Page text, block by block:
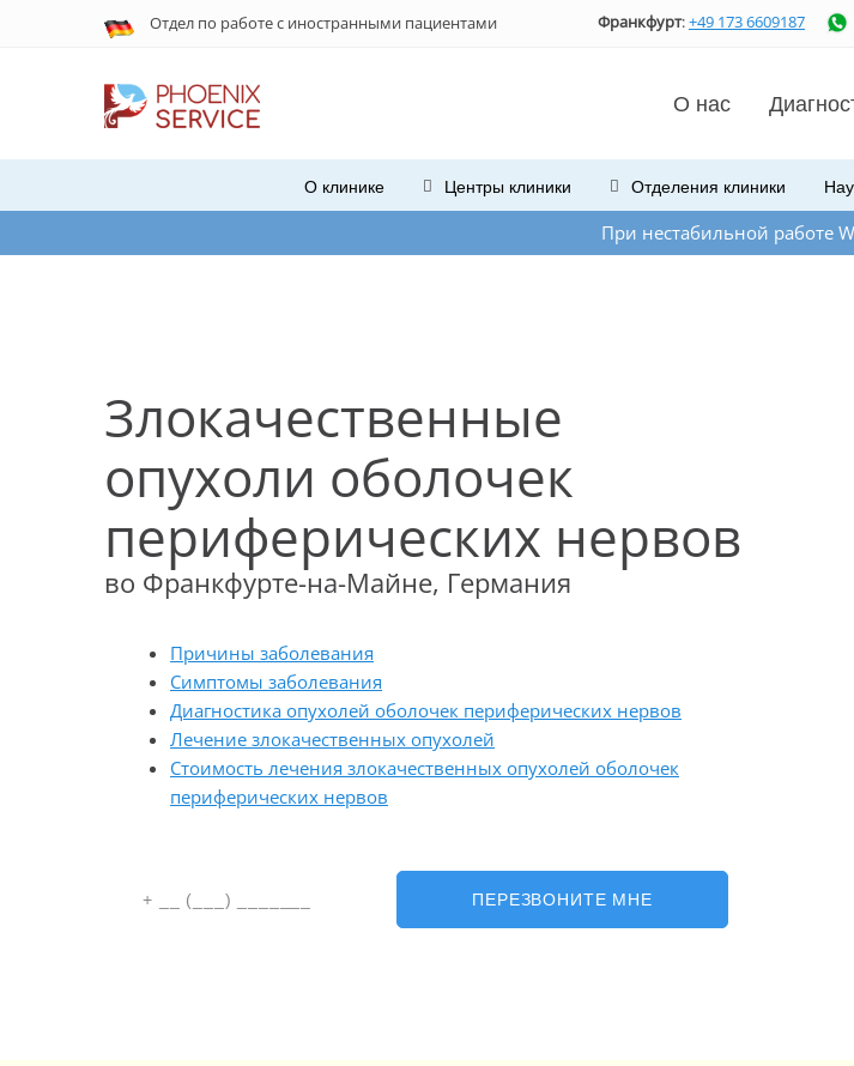
Отдел по работе с иностранными пациентами Франкфурт:+49 173 6609187
О нас
О клинике Центры клиники Отделения клиники
При нестабильной работе WhatsApp
Злокачественные
опухоли оболочек
периферических нервов
во Франкфурте-на-Майне, Германия
Причины заболевания
Симптомы заболевания
Диагностика опухолей оболочек периферических нервов
Лечение злокачественных опухолей
Стоимость лечения злокачественных опухолей оболочек
периферических нервов
ПЕРЕЗВОНИТЕ МНЕ